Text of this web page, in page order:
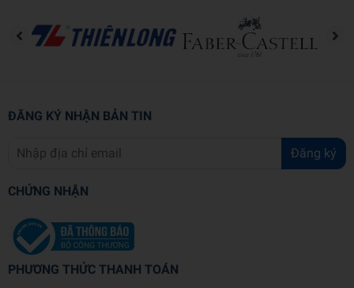
ĐĂNG KÝ NHẬN BẢN TIN
Đăng ký
CHỨNG NHẬN
PHƯƠNG THỨC THANH TOÁN